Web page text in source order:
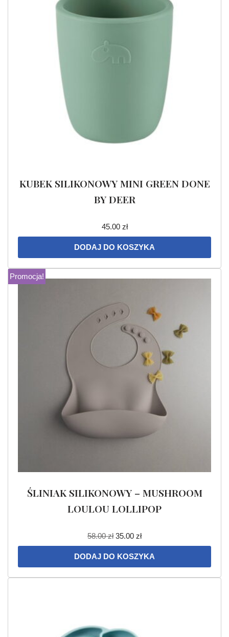
KUBEK SILIKONOWY MINI GREEN DONE
BY DEER
45.00 zł
DODAJ DO KOSZYKA
Promocja!
ŚLINIAK SILIKONOWY – MUSHROOM
LOULOU LOLLIPOP
58.00zł 35.00 zł
DODAJ DO KOSZYKA